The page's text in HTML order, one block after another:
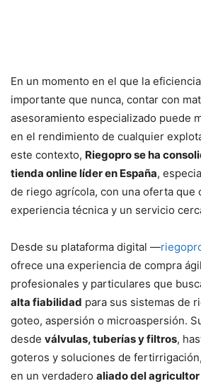
En un momento en el que la
importante que nunca, contar con
asesoramiento especializado puede
en el rendimiento de cualquier
este contexto, Riegopro se ha
tienda online líder en España,
de riego agrícola, con una oferta que
experiencia técnica y un servicio
Desde su plataforma digital —
ofrece una experiencia de compra
profesionales y particulares que
alta fiabilidad para sus sistemas de
goteo, aspersión o microaspersión.
desde válvulas, tuberías y filtros,
goteros y soluciones de
en un verdadero aliado del